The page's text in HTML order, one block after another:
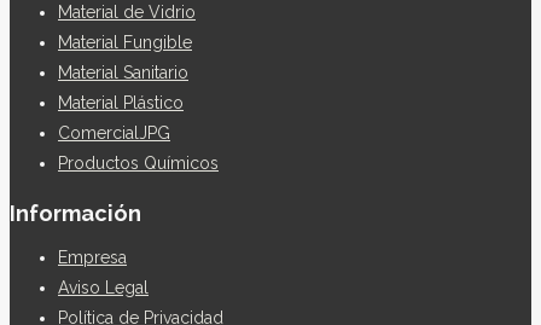
Material de Vidrio
Material Fungible
Material Sanitario
Material Plástico
ComercialJPG
Productos Químicos
Información
Empresa
Aviso Legal
Política de Privacidad